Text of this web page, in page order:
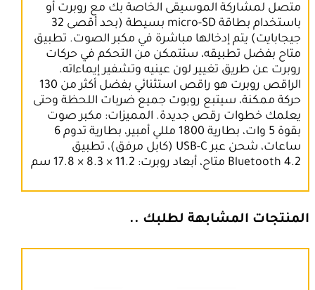
متصل لمشاركة الموسيقى الخاصة بك مع روبرت أو
باستخدام بطاقة micro-SD بسيطة (بحد أقصى 32
جيجابايت) يتم إدخالها مباشرة في مكبر الصوت. تطبيق
متاح بفضل تطبيقه، ستتمكن من التحكم في حركات
روبرت عن طريق تغيير لون عينيه وتشفير إيماءاته.
الراقص روبرت هو راقص استثنائي بفضل أكثر من 130
حركة ممكنة، سيتبع روبوت جميع ضربات اللحظة وحتى
يعلمك خطوات رقص جديدة. المميزات: مكبر صوت
بقوة 5 وات، بطارية 1800 مللي أمبير، بطارية تدوم 6
ساعات، شحن عبر USB-C (كابل مرفق)، تطبيق
Bluetooth 4.2 متاح، أبعاد روبرت: 11.2 × 8.3 × 17.8 سم
المنتجات المشابهة لطلبك ..